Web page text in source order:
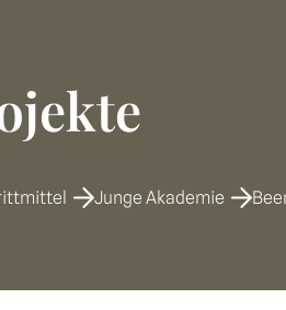
Junge Akademie